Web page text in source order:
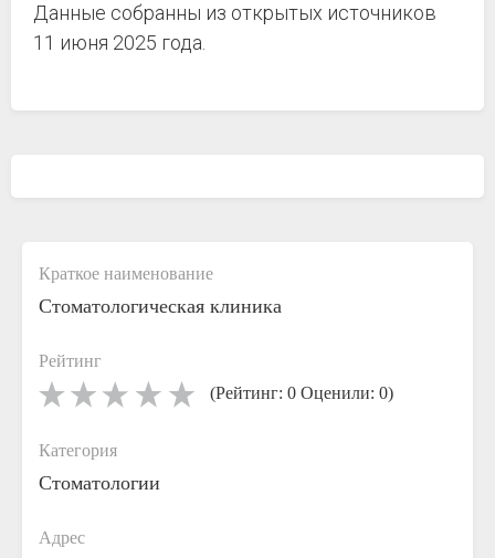
Данные собранны из открытых источников
11 июня 2025 года.
Краткое наименование
Стоматологическая клиника
Рейтинг
(Рейтинг: 0 Оценили: 0)
Категория
Стоматологии
Адрес